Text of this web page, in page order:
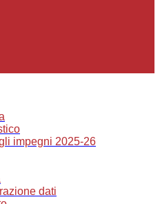
impegni 2025-26
dati